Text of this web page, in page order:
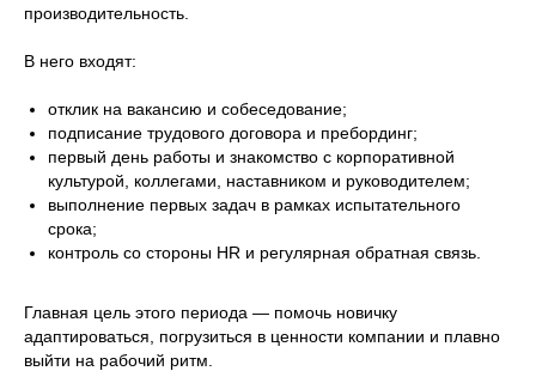
производительность.
В него входят:
отклик на вакансию и собеседование;
подписание трудового договора и пребординг;
первый день работы и знакомство с корпоративной
культурой, коллегами, наставником и руководителем;
выполнение первых задач в рамках испытательного
срока;
контроль со стороны HR и регулярная обратная связь.
Главная цель этого периода — помочь новичку
адаптироваться, погрузиться в ценности компании и плавно
выйти на рабочий ритм.